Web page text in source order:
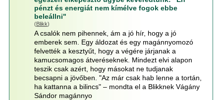
pénzt és energiát nem kímélve fogok ebbe
beleállni"
(Blikk)
A csalók nem pihennek, ám a jó hír, hogy a jó
emberek sem. Egy áldozat és egy magánnyomozó
felvették a kesztyűt, hogy a végére járjanak a
kamucsomagos átveréseknek. Mindezt elvi alapon
teszik csak azért, hogy másokat ne tudjanak
becsapni a jövőben. "Az már csak hab lenne a tortán,
ha kattanna a bilincs" – mondta el a Blikknek Vágány
Sándor magánnyo